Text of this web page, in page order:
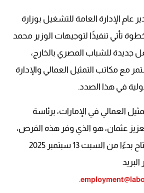
عام الإدارة العامة للتشغيل بوزارة
تأتي تنفيذًا لتوجيهات الوزير محمد
جديدة للشباب المصري بالخارج،
مع مكاتب التمثيل العمالي والإدارة
في هذا الصدد.
العمالي في الإمارات، برئاسة
عثمان، هو الذي وفر هذه الفرص،
موضحة أن التقديم متاح بدءًا من السبت 13 سبتمبر 2025
.